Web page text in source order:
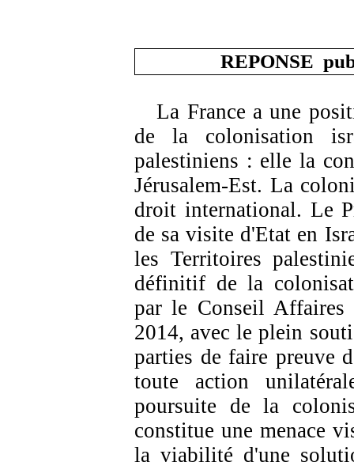
REPONSE
La France a une
de la colonisation
palestiniens : elle la
Jérusalem-Est. La
droit international. Le
de sa visite d'Etat en
les Territoires
définitif de la
par le Conseil Affaires
2014, avec le plein
parties de faire preuve
toute action
poursuite de la
constitue une menace
la viabilité d'une